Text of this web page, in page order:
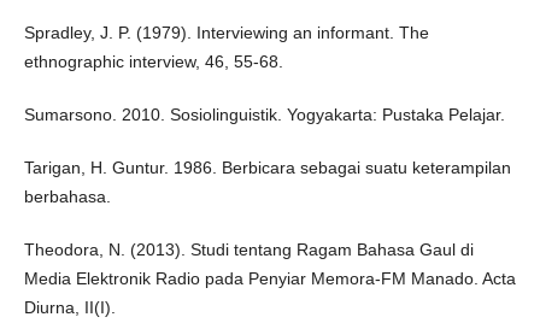
Spradley, J. P. (1979). Interviewing an informant. The
ethnographic interview, 46, 55-68.
Sumarsono. 2010. Sosiolinguistik. Yogyakarta: Pustaka Pelajar.
Tarigan, H. Guntur. 1986. Berbicara sebagai suatu keterampilan
berbahasa.
Theodora, N. (2013). Studi tentang Ragam Bahasa Gaul di
Media Elektronik Radio pada Penyiar Memora-FM Manado. Acta
Diurna, II(I).